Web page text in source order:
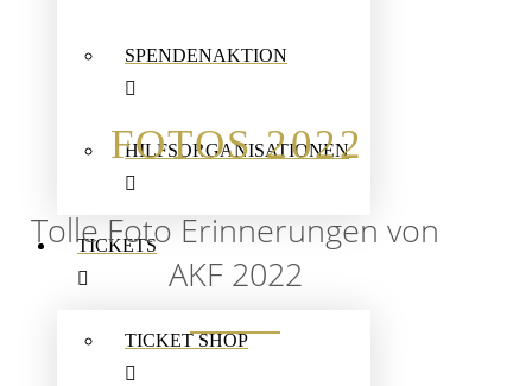
SPENDENAKTION
HILFSORGANISATIONEN
TICKETS
TICKET SHOP
FOTOS 2022
Tolle Foto Erinnerungen von
AKF 2022